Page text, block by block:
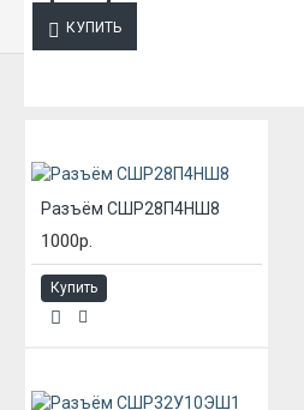
КУПИТЬ
Разъём СШР28П4НШ8
1000р.
Купить